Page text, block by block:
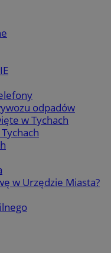
odpadów
w Tychach
w Urzędzie Miasta?